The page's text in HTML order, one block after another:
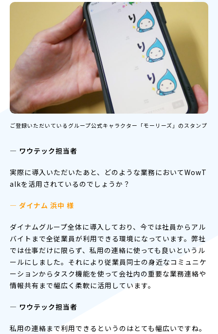
ご登録いただいているグループ公式キャラクター「モーリーズ」のスタンプ
― ワウテック担当者
実際に導入いただいたあと、どのような業務においてWowT
alkを活用されているのでしょうか？
— ダイナム 浜中 様
ダイナムグループ全体に導入しており、今では社員からアル
バイトまで全従業員が利用できる環境になっています。弊社
では仕事だけに限らず、私用の連絡に使っても良いというル
ールにしました。それにより従業員同士の身近なコミュニケ
ーションからタスク機能を使って会社内の重要な業務連絡や
情報共有まで幅広く柔軟に活用しています。
― ワウテック担当者
私用の連絡まで利用できるというのはとても幅広いですね。